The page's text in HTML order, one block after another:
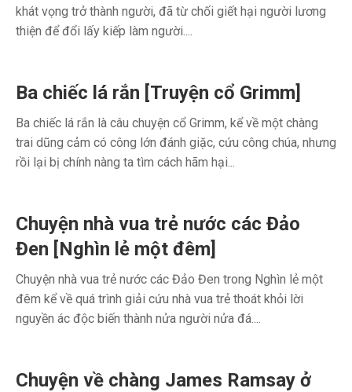
khát vọng trở thành người, đã từ chối giết hại người lương
thiện để đổi lấy kiếp làm người....
Ba chiếc lá rắn [Truyện cổ Grimm]
Ba chiếc lá rắn là câu chuyện cổ Grimm, kể về một chàng
trai dũng cảm có công lớn đánh giặc, cứu công chúa, nhưng
rồi lại bị chính nàng ta tìm cách hãm hại...
Chuyện nhà vua trẻ nước các Đảo
Đen [Nghìn lẻ một đêm]
Chuyện nhà vua trẻ nước các Đảo Đen trong Nghìn lẻ một
đêm kể về quá trình giải cứu nhà vua trẻ thoát khỏi lời
nguyền ác độc biến thành nửa người nửa đá....
Chuyện về chàng James Ramsay ở